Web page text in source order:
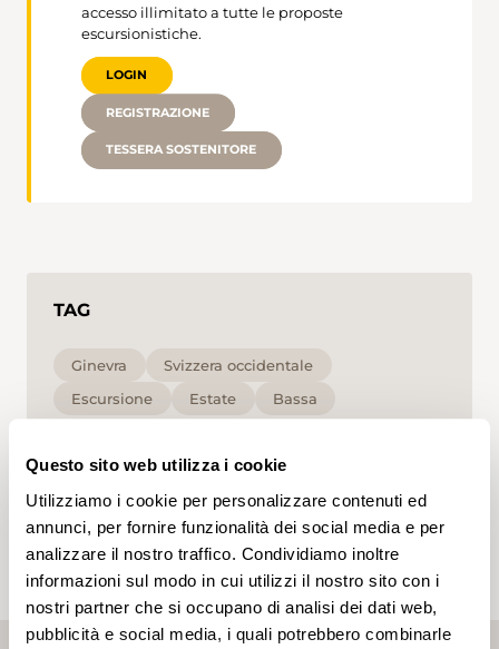
Questo sito web utilizza i cookie
Utilizziamo i cookie per personalizzare contenuti ed
annunci, per fornire funzionalità dei social media e per
analizzare il nostro traffico. Condividiamo inoltre
informazioni sul modo in cui utilizzi il nostro sito con i
nostri partner che si occupano di analisi dei dati web,
pubblicità e social media, i quali potrebbero combinarle
accesso illimitato a tutte le proposte
escursionistiche.
LOGIN
REGISTRAZIONE
TESSERA SOSTENITORE
TAG
Ginevra
Svizzera occidentale
Escursione
Estate Bassa
Cliccando su un tag, puoi aggiungerlo al tuo
ai tuoi interessi. I tag possono essere salvati solo in
un account.